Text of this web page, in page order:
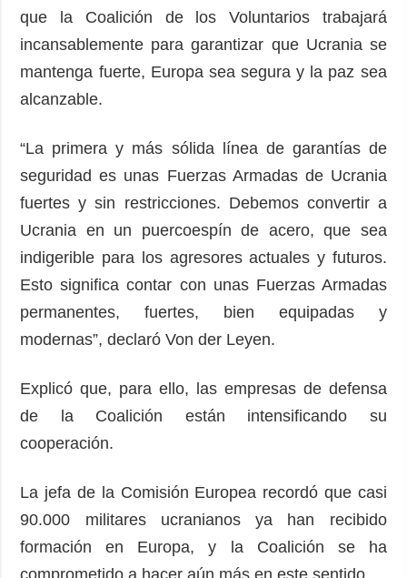
que la Coalición de los Voluntarios trabajará
incansablemente para garantizar que Ucrania se
mantenga fuerte, Europa sea segura y la paz sea
alcanzable.
“La primera y más sólida línea de garantías de
seguridad es unas Fuerzas Armadas de Ucrania
fuertes y sin restricciones. Debemos convertir a
Ucrania en un puercoespín de acero, que sea
indigerible para los agresores actuales y futuros.
Esto significa contar con unas Fuerzas Armadas
permanentes, fuertes, bien equipadas y
modernas”, declaró Von der Leyen.
Explicó que, para ello, las empresas de defensa
de la Coalición están intensificando su
cooperación.
La jefa de la Comisión Europea recordó que casi
90.000 militares ucranianos ya han recibido
formación en Europa, y la Coalición se ha
comprometido a hacer aún más en este sentido.